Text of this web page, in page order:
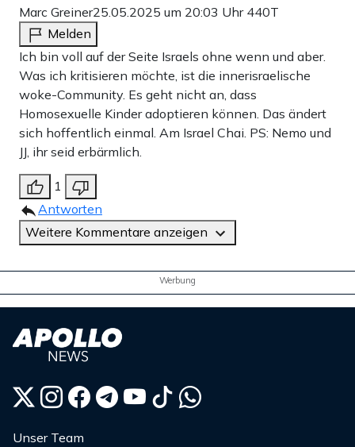
Marc Greiner25.05.2025 um 20:03 Uhr 440T
Melden
Ich bin voll auf der Seite Israels ohne wenn und aber.
Was ich kritisieren möchte, ist die innerisraelische
woke-Community. Es geht nicht an, dass
Homosexuelle Kinder adoptieren können. Das ändert
sich hoffentlich einmal. Am Israel Chai. PS: Nemo und
JJ, ihr seid erbärmlich.
1
Antworten
Weitere Kommentare anzeigen
Werbung
Unser Team